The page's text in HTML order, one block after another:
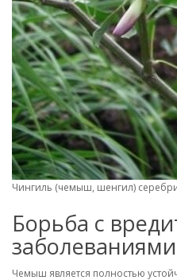
Чингиль (чемыш, шенгил)
Борьба с
заболеваниями
Чемыш является полностью